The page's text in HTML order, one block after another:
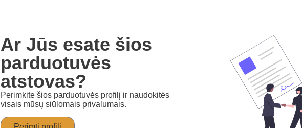
Ar Jūs esate šios
parduotuvės
atstovas?
Perimkite šios parduotuvės profilį ir naudokitės
visais mūsų siūlomais privalumais.